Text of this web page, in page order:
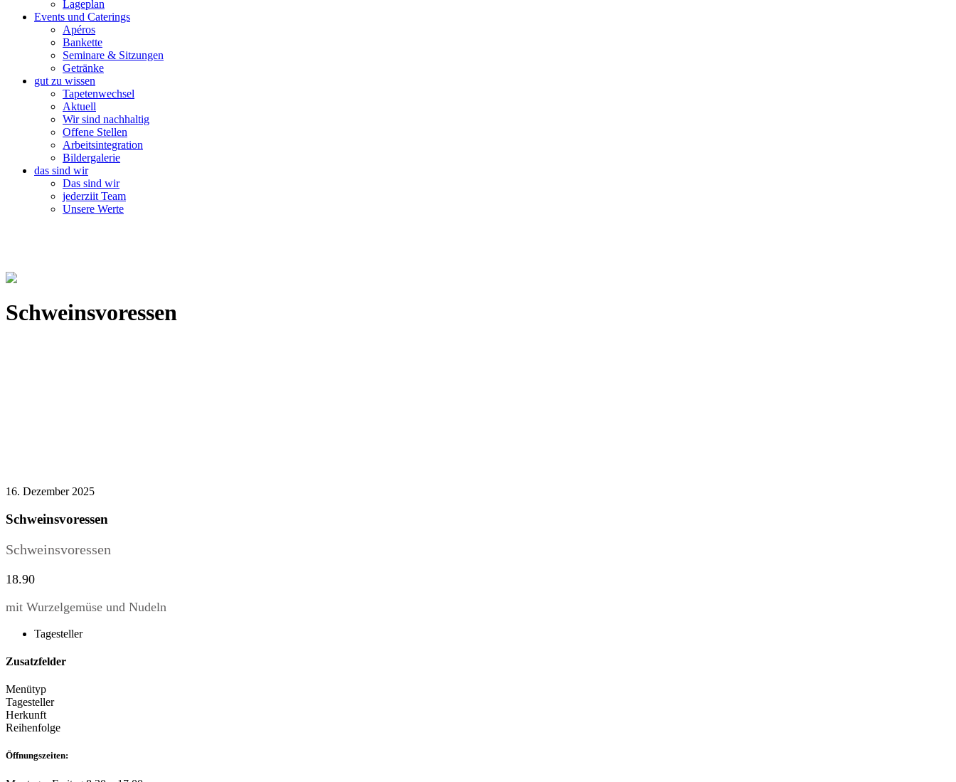
Lageplan
Events und Caterings
Apéros
Bankette
Seminare & Sitzungen
Getränke
gut zu wissen
Tapetenwechsel
Aktuell
Wir sind nachhaltig
Offene Stellen
Arbeitsintegration
Bildergalerie
das sind wir
Das sind wir
jederziit Team
Unsere Werte
Schweinsvoressen
16. Dezember 2025
Schweinsvoressen
Schweinsvoressen
18.90
mit Wurzelgemüse und Nudeln
Tagesteller
Zusatzfelder
Menütyp
Tagesteller
Herkunft
Reihenfolge
Öffnungszeiten: